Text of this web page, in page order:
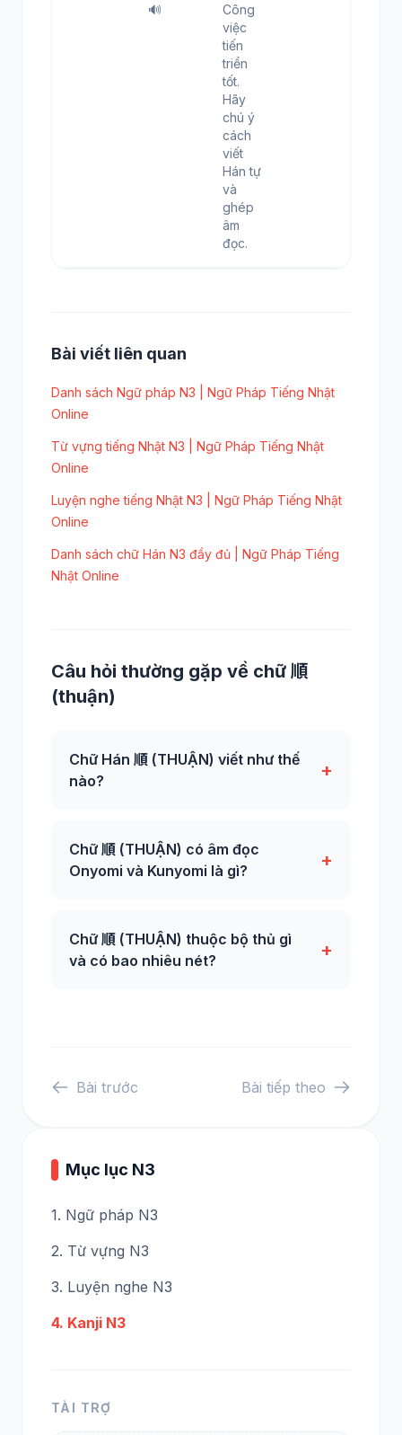
🔊
Công
việc
tiến
triển
tốt.
Hãy
chú ý
cách
viết
Hán tự
và
ghép
âm
đọc.
Bài viết liên quan
Danh sách Ngữ pháp N3 | Ngữ Pháp Tiếng Nhật
Online
Từ vựng tiếng Nhật N3 | Ngữ Pháp Tiếng Nhật
Online
Luyện nghe tiếng Nhật N3 | Ngữ Pháp Tiếng Nhật
Online
Danh sách chữ Hán N3 đầy đủ | Ngữ Pháp Tiếng
Nhật Online
Câu hỏi thường gặp về chữ 順
(thuận)
Chữ Hán 順 (THUẬN) viết như thế
nào?
+
Chữ 順 (THUẬN) có âm đọc
Onyomi và Kunyomi là gì?
+
Chữ 順 (THUẬN) thuộc bộ thủ gì
và có bao nhiêu nét?
+
Bài trước Bài tiếp theo
Mục lục N3
1. Ngữ pháp N3
2. Từ vựng N3
3. Luyện nghe N3
4. Kanji N3
TÀI TRỢ